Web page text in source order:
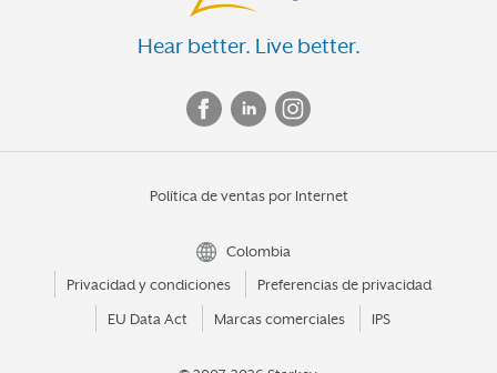
Hear better. Live better.
Política de ventas por Internet
Colombia
Privacidad y condiciones
Preferencias de privacidad
EU Data Act Marcas comerciales IPS